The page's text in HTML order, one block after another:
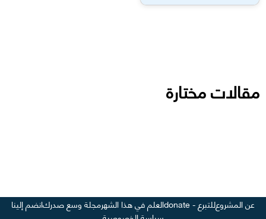
مقالات مختارة
عن المشروعللتبرع - donate العلم في هذا الشهرمجلة وسع صدركانضم إلينا